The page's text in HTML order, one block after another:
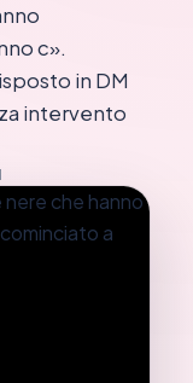
c».
in DM
intervento